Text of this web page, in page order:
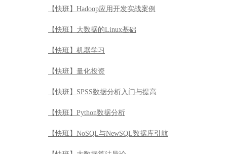
【快班】Hadoop应用开发实战案例
【快班】大数据的Linux基础
【快班】机器学习
【快班】量化投资
【快班】SPSS数据分析入门与提高
【快班】Python数据分析
【快班】NoSQL与NewSQL数据库引航